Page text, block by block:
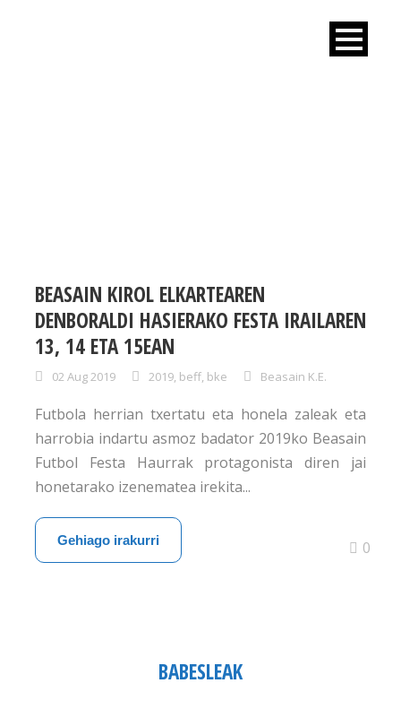
BEASAIN KIROL ELKARTEAREN
DENBORALDI HASIERAKO FESTA IRAILAREN
13, 14 ETA 15EAN
02 Aug 2019 2019, beff, bke Beasain K.E.
Futbola herrian txertatu eta honela zaleak eta
harrobia indartu asmoz badator 2019ko Beasain
Futbol Festa Haurrak protagonista diren jai
honetarako izenematea irekita...
Gehiago irakurri 0
BABESLEAK